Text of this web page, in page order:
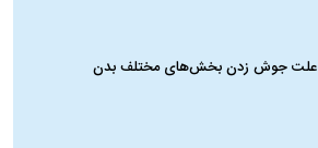
علت جوش زدن بخش‌های مختلف بدن